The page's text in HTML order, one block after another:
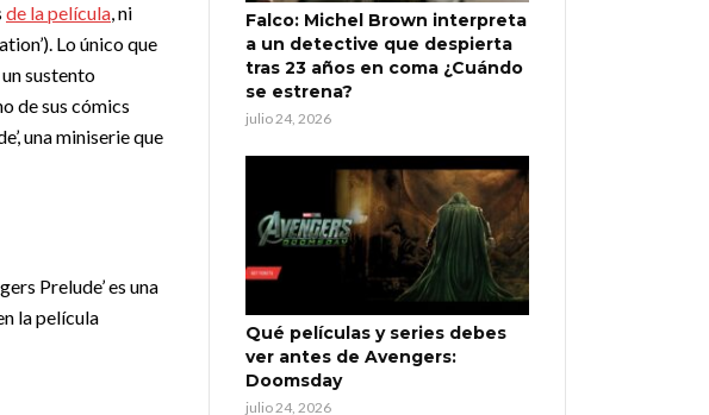
de la película, ni
Lo único que
sustento
de sus cómics
una miniserie que
Prelude’ es una
la película
Falco: Michel Brown interpreta
a un detective que despierta
tras 23 años en coma ¿Cuándo
se estrena?
julio 24, 2026
Qué películas y series debes
ver antes de Avengers:
Doomsday
julio 24, 2026